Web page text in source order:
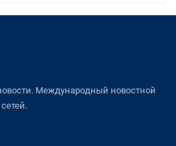
Международный новостной